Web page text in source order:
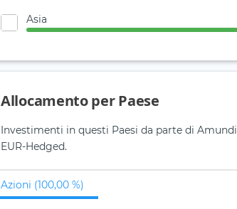
Asia
Allocamento per Paese
Investimenti in questi Paesi da parte di Amundi
EUR-Hedged.
Azioni (100,00 %)